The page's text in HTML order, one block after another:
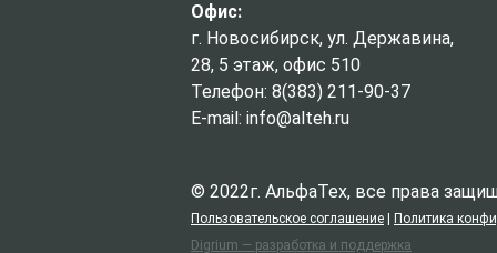
Офис:
г. Новосибирск, ул. Державина,
28, 5 этаж, офис 510
Телефон: 8(383) 211-90-37
E-mail: info@alteh.ru
© 2022г. АльфаТех, все права
Пользовательское соглашение
Политика
Digrium — разработка и поддержка